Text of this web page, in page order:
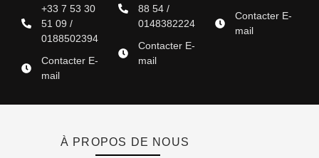
+33 7 53 30
51 09 /
0188502394
Contacter E-
mail
88 54 /
0148382224
Contacter E-
mail
Contacter E-
mail
À PROPOS DE NOUS